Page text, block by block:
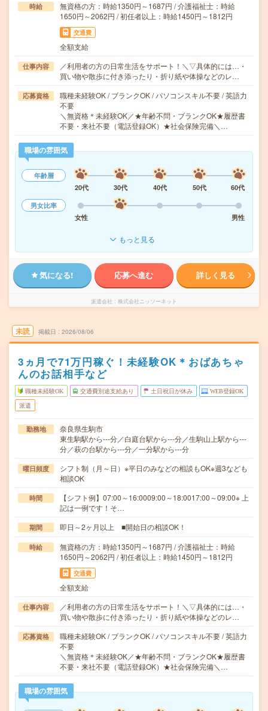
時給
無資格の方：時給1350円～1687円 / 介護福祉士：時給
1650円～2062円 / 初任者以上：時給1450円～1812円
交通費
全額支給
仕事内容
／利用者の方の日常生活をサポート！＼▽具体的には…・
買い物や散歩に付き添ったり・折り紙や体操などのレ…
応募資格
職種未経験OK / ブランクOK / パソコンスキル不要 / 英語力
不要
＼無資格＊未経験OK／★年齢不問・ブランクOK★履歴書
不要・来社不要（電話登録OK）★社会保険完備＼…
職場の雰囲気
年齢層
20代
30代 40代 50代
60代
男女比率
女性
男性
もっと見る
気になる! 応募へ進む 詳しく見る
派遣会社 株式会社ニッソーネット
未読 掲載日 2026/08/06
3ヵ月で71万円稼ぐ！未経験OK＊おばあちゃ
んのお話相手など
職種未経験OK 交通費別途支給あり 土日祝日が休み WEB登録OK
派遣
勤務地
奈良県生駒市
東生駒駅から---分／白庭台駅から---分／生駒山上駅から---
分／萩の台駅から---分／一分駅から---分
曜日頻度
シフト制（月～日）※平日のみなどの相談もOK※週3なども
相談OK
時間
【シフト例】07:00～16:0009:00～18:0017:00～09:00※ 上
記は一例です！そ…
期間 即日～2ヶ月以上 ■開始日の相談OK！
時給
無資格の方：時給1350円～1687円 / 介護福祉士：時給
1650円～2062円 / 初任者以上：時給1450円～1812円
交通費
全額支給
仕事内容
／利用者の方の日常生活をサポート！＼▽具体的には…・
買い物や散歩に付き添ったり・折り紙や体操などのレ…
応募資格
職種未経験OK / ブランクOK / パソコンスキル不要 / 英語力
不要
＼無資格＊未経験OK／★年齢不問・ブランクOK★履歴書
不要・来社不要（電話登録OK）★社会保険完備＼…
職場の雰囲気